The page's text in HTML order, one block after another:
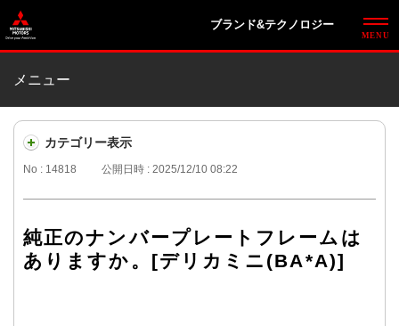
ブランド&テクノロジー
メニュー
カテゴリー表示
No : 14818 公開日時 : 2025/12/10 08:22
純正のナンバープレートフレームは
ありますか。[デリカミニ(BA*A)]